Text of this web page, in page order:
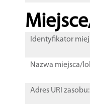
Identyfikator
Nazwa miejsca/
Adres URI zasobu: